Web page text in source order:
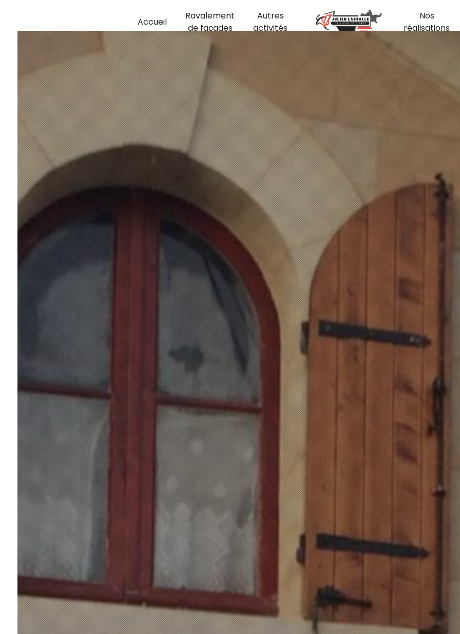
Accueil
Ravalement
de façades
Autres
activités
Nos
réalisations